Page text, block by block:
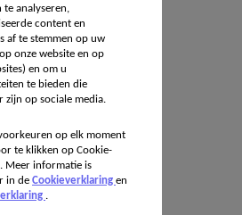
te analyseren,
content en
af te stemmen op uw
onze website en op
en om u
te bieden die
zijn op sociale media.
op elk moment
te klikken op Cookie-
Meer informatie is
in de Cookieverklaring en
.